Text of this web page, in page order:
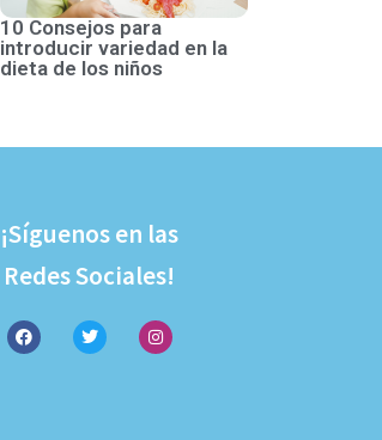
10 Consejos para
introducir variedad en la
dieta de los niños
¡Síguenos en las
Redes Sociales!